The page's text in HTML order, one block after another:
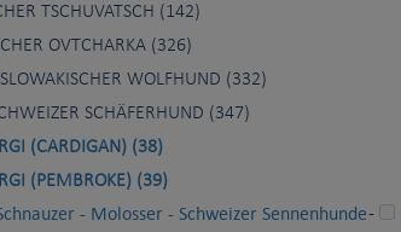
TSCHUVATSCH (142)
OVTCHARKA (326)
WOLFHUND (332)
SCHÄFERHUND (347)
(CARDIGAN) (38)
(PEMBROKE) (39)
- Molosser - Schweizer Sennenhunde-